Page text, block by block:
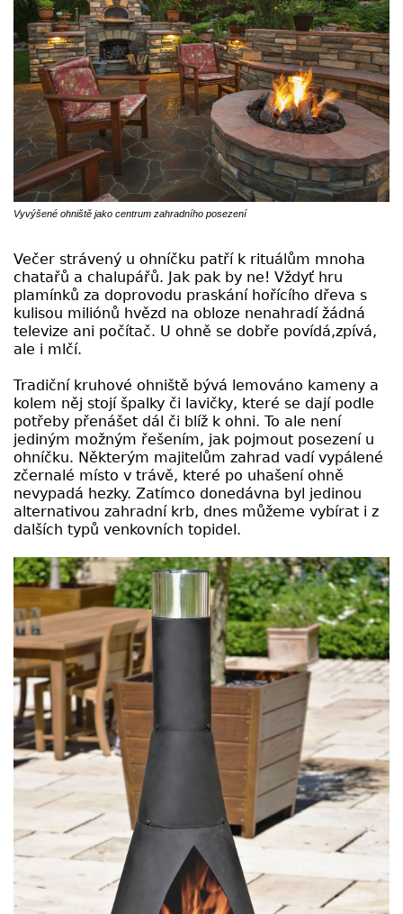
Vyvýšené ohniště jako centrum zahradního posezení
Večer strávený u ohníčku patří k rituálům mnoha
chatařů a chalupářů. Jak pak by ne! Vždyť hru
plamínků za doprovodu praskání hořícího dřeva s
kulisou miliónů hvězd na obloze nenahradí žádná
televize ani počítač. U ohně se dobře povídá,zpívá,
ale i mlčí.
Tradiční kruhové ohniště bývá lemováno kameny a
kolem něj stojí špalky či lavičky, které se dají podle
potřeby přenášet dál či blíž k ohni. To ale není
jediným možným řešením, jak pojmout posezení u
ohníčku. Některým majitelům zahrad vadí vypálené
zčernalé místo v trávě, které po uhašení ohně
nevypadá hezky. Zatímco donedávna byl jedinou
alternativou zahradní krb, dnes můžeme vybírat i z
dalších typů venkovních topidel.